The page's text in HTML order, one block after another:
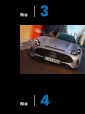
No 3
No 4